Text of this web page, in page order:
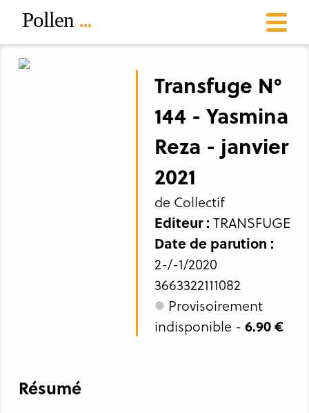
Transfuge N°
144 - Yasmina
Reza - janvier
2021
de Collectif
Editeur : TRANSFUGE
Date de parution :
2-/-1/2020
3663322111082
Provisoirement
indisponible -6.90 €
Résumé